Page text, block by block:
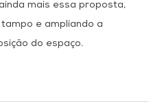
mais essa proposta,
e ampliando a
do espaço.